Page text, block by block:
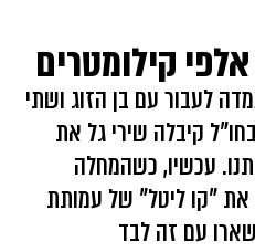
קילומטרים
לעבור עם בן הזוג ושתי
קיבלה שירי גל את
עכשיו, כשהמחלה
את "קו ליטל" של עמותת
עם זה לבד